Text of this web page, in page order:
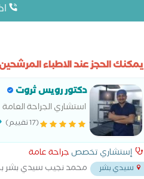
يمكنك الحجز عند الاطباء
دكتور رويس ثروت
استشاري الجراحة العامة
(17 تقييم)
إستشاري تخصص جراحة عامة
سيدي بشر محمد نجيب سيدي بشر